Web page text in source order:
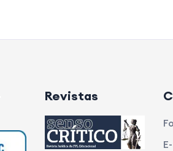
Revistas